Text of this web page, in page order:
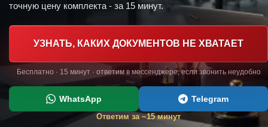
точную цену комплекта - за 15 минут.
УЗНАТЬ, КАКИХ ДОКУМЕНТОВ НЕ ХВАТАЕТ
Бесплатно · 15 минут · ответим в мессенджере, если звонить неудобно
WhatsApp Telegram
Ответим за ~15 минут